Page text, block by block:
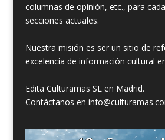
columnas de opinión, etc., para
secciones actuales.
Nuestra misión es ser un sitio de
excelencia de información cultural
Edita Culturamas SL en Madrid.
Contáctanos en